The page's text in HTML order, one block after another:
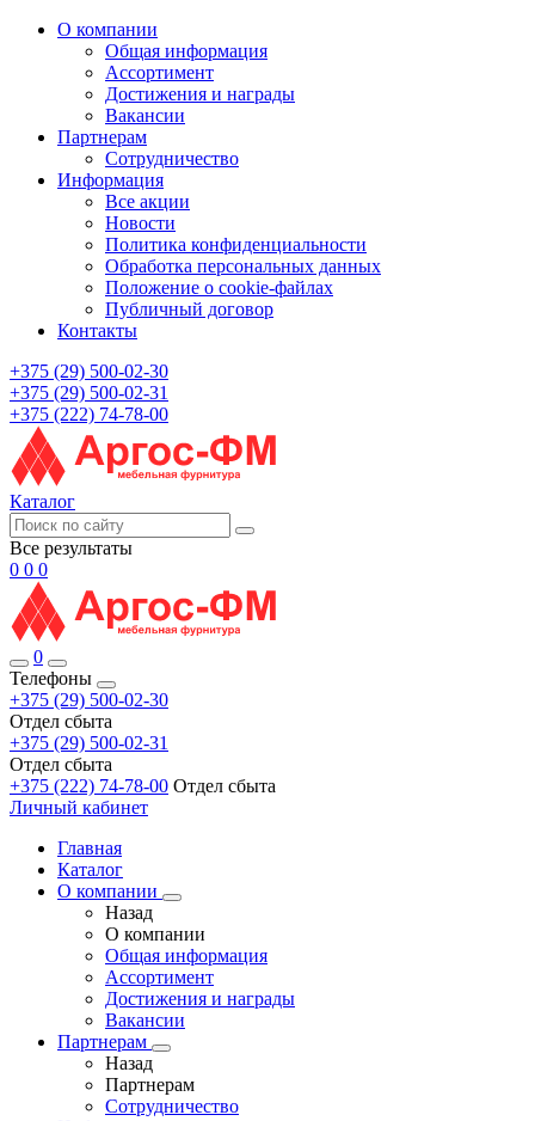
О компании
Общая информация
Ассортимент
Достижения и награды
Вакансии
Партнерам
Сотрудничество
Информация
Все акции
Новости
Политика конфиденциальности
Обработка персональных данных
Положение о cookie-файлах
Публичный договор
Контакты
+375 (29) 500-02-30
+375 (29) 500-02-31
+375 (222) 74-78-00
Каталог
Все результаты
0 0 0
0
Телефоны
+375 (29) 500-02-30
Отдел сбыта
+375 (29) 500-02-31
Отдел сбыта
+375 (222) 74-78-00 Отдел сбыта
Личный кабинет
Главная
Каталог
О компании
Назад
О компании
Общая информация
Ассортимент
Достижения и награды
Вакансии
Партнерам
Назад
Партнерам
Сотрудничество